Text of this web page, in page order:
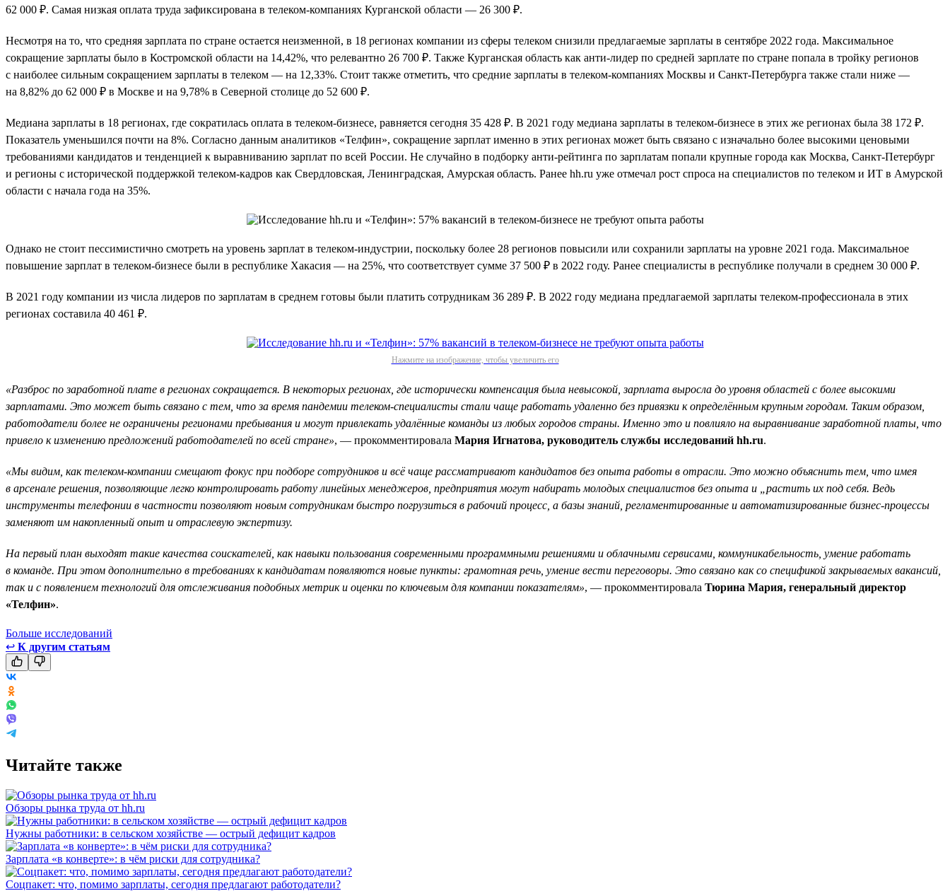
62 000 ₽. Самая низкая оплата труда зафиксирована в телеком-компаниях Курганской области — 26 300 ₽.
Несмотря на то, что средняя зарплата по стране остается неизменной, в 18 регионах компании из сферы телеком снизили предлагаемые зарплаты в сентябре 2022 года. Максимальное
сокращение зарплаты было в Костромской области на 14,42%, что релевантно 26 700 ₽. Также Курганская область как анти-лидер по средней зарплате по стране попала в тройку регионов
с наиболее сильным сокращением зарплаты в телеком — на 12,33%. Стоит также отметить, что средние зарплаты в телеком-компаниях Москвы и Санкт-Петербурга также стали ниже —
на 8,82% до 62 000 ₽ в Москве и на 9,78% в Северной столице до 52 600 ₽.
Медиана зарплаты в 18 регионах, где сократилась оплата в телеком-бизнесе, равняется сегодня 35 428 ₽. В 2021 году медиана зарплаты в телеком-бизнесе в этих же регионах была 38 172 ₽.
Показатель уменьшился почти на 8%. Согласно данным аналитиков «Телфин», сокращение зарплат именно в этих регионах может быть связано с изначально более высокими ценовыми
требованиями кандидатов и тенденцией к выравниванию зарплат по всей России. Не случайно в подборку анти-рейтинга по зарплатам попали крупные города как Москва, Санкт-Петербург
и регионы с исторической поддержкой телеком-кадров как Свердловская, Ленинградская, Амурская область. Ранее hh.ru уже отмечал рост спроса на специалистов по телеком и ИТ в Амурской
области с начала года на 35%.
Однако не стоит пессимистично смотреть на уровень зарплат в телеком-индустрии, поскольку более 28 регионов повысили или сохранили зарплаты на уровне 2021 года. Максимальное
повышение зарплат в телеком-бизнесе были в республике Хакасия — на 25%, что соответствует сумме 37 500 ₽ в 2022 году. Ранее специалисты в республике получали в среднем 30 000 ₽.
В 2021 году компании из числа лидеров по зарплатам в среднем готовы были платить сотрудникам 36 289 ₽. В 2022 году медиана предлагаемой зарплаты телеком-профессионала в этих
регионах составила 40 461 ₽.
Нажмите на изображение, чтобы увеличить его
«Разброс по заработной плате в регионах сокращается. В некоторых регионах, где исторически компенсация была невысокой, зарплата выросла до уровня областей с более высокими
зарплатами. Это может быть связано с тем, что за время пандемии телеком-специалисты стали чаще работать удаленно без привязки к определённым крупным городам. Таким образом,
работодатели более не ограничены регионами пребывания и могут привлекать удалённые команды из любых городов страны. Именно это и повлияло на выравнивание заработной платы, что
привело к изменению предложений работодателей по всей стране», — прокомментировала Мария Игнатова, руководитель службы исследований hh.ru.
«Мы видим, как телеком-компании смещают фокус при подборе сотрудников и всё чаще рассматривают кандидатов без опыта работы в отрасли. Это можно объяснить тем, что имея
в арсенале решения, позволяющие легко контролировать работу линейных менеджеров, предприятия могут набирать молодых специалистов без опыта и „растить их под себя. Ведь
инструменты телефонии в частности позволяют новым сотрудникам быстро погрузиться в рабочий процесс, а базы знаний, регламентированные и автоматизированные бизнес-процессы
заменяют им накопленный опыт и отраслевую экспертизу.
На первый план выходят такие качества соискателей, как навыки пользования современными программными решениями и облачными сервисами, коммуникабельность, умение работать
в команде. При этом дополнительно в требованиях к кандидатам появляются новые пункты: грамотная речь, умение вести переговоры. Это связано как со спецификой закрываемых вакансий,
так и с появлением технологий для отслеживания подобных метрик и оценки по ключевым для компании показателям», — прокомментировала Тюрина Мария, генеральный директор
«Телфин».
Больше исследований
↩ К другим статьям
Читайте также
Обзоры рынка труда от hh.ru
Нужны работники: в сельском хозяйстве — острый дефицит кадров
Зарплата «в конверте»: в чём риски для сотрудника?
Соцпакет: что, помимо зарплаты, сегодня предлагают работодатели?